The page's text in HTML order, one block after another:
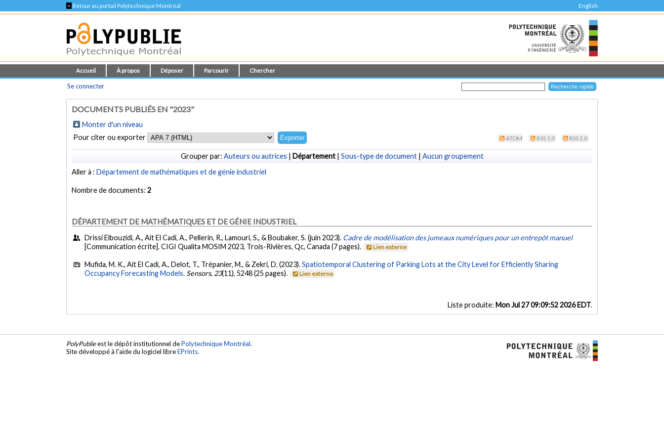
< Retour au portail Polytechnique Montréal English
Accueil À propos Déposer Parcourir Chercher
Se connecter
DOCUMENTS PUBLIÉS EN "2023"
Monter d'un niveau
Pour citer ou exporter
ATOM RSS 1.0 RSS 2.0
Grouper par: Auteurs ou autrices | Département| Sous-type de document| Aucun groupement
Aller à :Département de mathématiques et de génie industriel
Nombre de documents:2
DÉPARTEMENT DE MATHÉMATIQUES ET DE GÉNIE INDUSTRIEL
Drissi Elbouzidi, A., Ait El Cadi, A., Pellerin, R., Lamouri, S., & Boubaker, S. (juin 2023). Cadre de modélisation des jumeaux numériques pour un entrepôt manuel
[Communication écrite]. CIGI Qualita MOSIM 2023, Trois-Rivières, Qc, Canada (7 pages).
Lien externe
Mufida, M. K., Ait El Cadi, A., Delot, T., Trépanier, M., & Zekri, D. (2023).Spatiotemporal Clustering of Parking Lots at the City Level for Efficiently Sharing
Occupancy Forecasting Models. Sensors, 23(11), 5248 (25 pages). Lien externe
Liste produite: Mon Jul 27 09:09:52 2026 EDT.
PolyPublieest le dépôt institutionnel dePolytechnique Montréal.
Site développé à l'aide du logiciel libreEPrints.